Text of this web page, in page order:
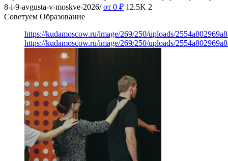
8-i-9-avgusta-v-moskve-2026/ от 0 ₽ 12.5K 2
Советуем Образование
https://kudamoscow.ru/image/269/250/uploads/
https://kudamoscow.ru/image/269/250/uploads/